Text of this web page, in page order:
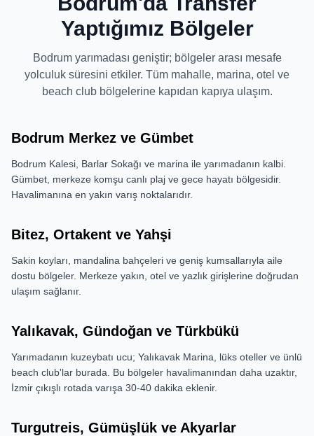
Yaptığımız Bölgeler
Bodrum yarımadası geniştir; bölgeler arası mesafe
yolculuk süresini etkiler. Tüm mahalle, marina, otel ve
beach club bölgelerine kapıdan kapıya ulaşım.
Bodrum Merkez ve Gümbet
Bodrum Kalesi, Barlar Sokağı ve marina ile yarımadanın kalbi.
Gümbet, merkeze komşu canlı plaj ve gece hayatı bölgesidir.
Havalimanına en yakın varış noktalarıdır.
Bitez, Ortakent ve Yahşi
Sakin koyları, mandalina bahçeleri ve geniş kumsallarıyla aile
dostu bölgeler. Merkeze yakın, otel ve yazlık girişlerine doğrudan
ulaşım sağlanır.
Yalıkavak, Gündoğan ve Türkbükü
Yarımadanın kuzeybatı ucu; Yalıkavak Marina, lüks oteller ve ünlü
beach club'lar burada. Bu bölgeler havalimanından daha uzaktır,
İzmir çıkışlı rotada varışa 30-40 dakika eklenir.
Turgutreis, Gümüşlük ve Akyarlar